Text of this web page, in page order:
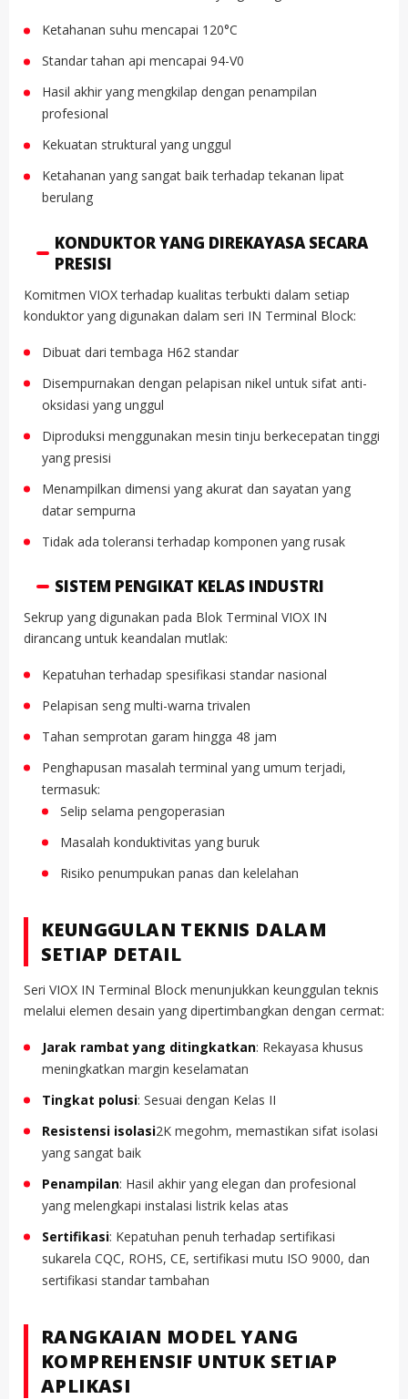
Ketahanan suhu mencapai 120°C
Standar tahan api mencapai 94-V0
Hasil akhir yang mengkilap dengan penampilan
profesional
Kekuatan struktural yang unggul
Ketahanan yang sangat baik terhadap tekanan lipat
berulang
KONDUKTOR YANG DIREKAYASA SECARA
PRESISI
Komitmen VIOX terhadap kualitas terbukti dalam setiap
konduktor yang digunakan dalam seri IN Terminal Block:
Dibuat dari tembaga H62 standar
Disempurnakan dengan pelapisan nikel untuk sifat anti-
oksidasi yang unggul
Diproduksi menggunakan mesin tinju berkecepatan tinggi
yang presisi
Menampilkan dimensi yang akurat dan sayatan yang
datar sempurna
Tidak ada toleransi terhadap komponen yang rusak
SISTEM PENGIKAT KELAS INDUSTRI
Sekrup yang digunakan pada Blok Terminal VIOX IN
dirancang untuk keandalan mutlak:
Kepatuhan terhadap spesifikasi standar nasional
Pelapisan seng multi-warna trivalen
Tahan semprotan garam hingga 48 jam
Penghapusan masalah terminal yang umum terjadi,
termasuk:
Selip selama pengoperasian
Masalah konduktivitas yang buruk
Risiko penumpukan panas dan kelelahan
KEUNGGULAN TEKNIS DALAM
SETIAP DETAIL
Seri VIOX IN Terminal Block menunjukkan keunggulan teknis
melalui elemen desain yang dipertimbangkan dengan cermat:
Jarak rambat yang ditingkatkan: Rekayasa khusus
meningkatkan margin keselamatan
Tingkat polusi: Sesuai dengan Kelas II
Resistensi isolasi2K megohm, memastikan sifat isolasi
yang sangat baik
Penampilan: Hasil akhir yang elegan dan profesional
yang melengkapi instalasi listrik kelas atas
Sertifikasi: Kepatuhan penuh terhadap sertifikasi
sukarela CQC, ROHS, CE, sertifikasi mutu ISO 9000, dan
sertifikasi standar tambahan
RANGKAIAN MODEL YANG
KOMPREHENSIF UNTUK SETIAP
APLIKASI